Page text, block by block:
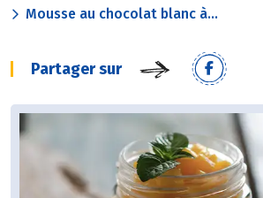
Mousse au chocolat blanc à...
Partager sur